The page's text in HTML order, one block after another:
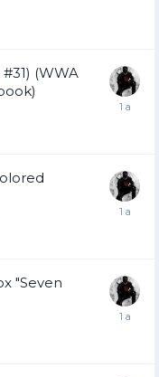
(WWA
"Seven